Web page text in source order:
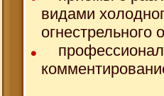
видами
огнестрельного